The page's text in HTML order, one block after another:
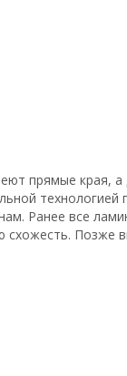
прямые края,
Ранее все
схожесть. Позже